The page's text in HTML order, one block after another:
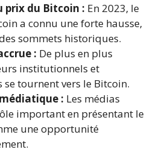
prix du Bitcoin : En 2023, le
a connu une forte hausse,
sommets historiques.
: De plus en plus
institutionnels et
tournent vers le Bitcoin.
: Les médias
important en présentant le
une opportunité